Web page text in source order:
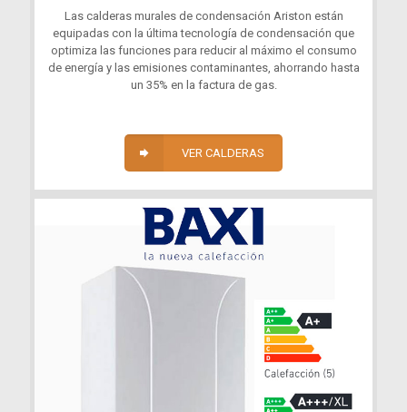
Las calderas murales de condensación Ariston están
equipadas con la última tecnología de condensación que
optimiza las funciones para reducir al máximo el consumo
de energía y las emisiones contaminantes, ahorrando hasta
un 35% en la factura de gas.
VER CALDERAS